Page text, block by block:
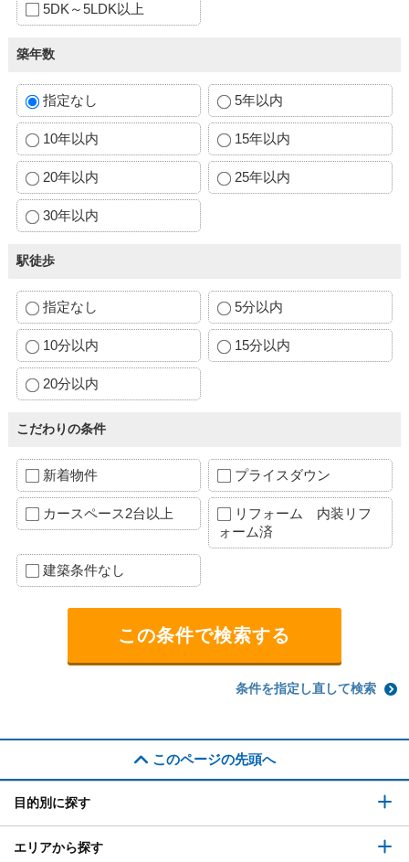
5DK～5LDK以上
築年数
指定なし 5年以内
10年以内 15年以内
20年以内 25年以内
30年以内
駅徒歩
指定なし 5分以内
10分以内 15分以内
20分以内
こだわりの条件
新着物件 プライスダウン
カースペース2台以上
リフォーム 内装リフ
ォーム済
建築条件なし
条件を指定し直して検索
このページの先頭へ
目的別に探す
エリアから探す